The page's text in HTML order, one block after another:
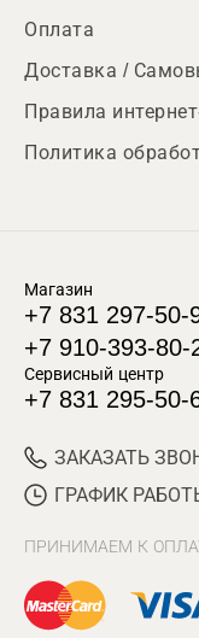
Оплата
Доставка /
Правила
Политика
Магазин
+7 831 297-50-
+7 910-393-80-
Сервисный центр
+7 831 295-50-
ЗАКАЗАТЬ
ГРАФИК
ПРИНИМАЕМ К